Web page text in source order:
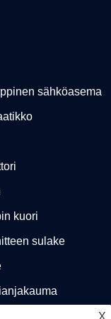
sähköasema
kuori
sulake
X